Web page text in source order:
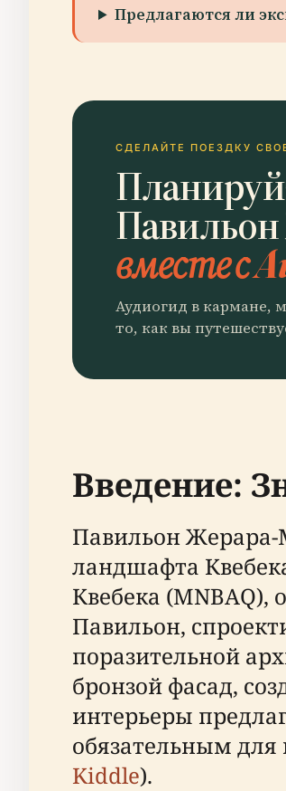
Предлагаются ли
СДЕЛАЙТЕ ПОЕЗДКУ
вместе с
Аудиогид в кармане,
то, как вы
Введение:
Павильон Жерара-
ландшафта
Квебека (MNBAQ),
Павильон,
поразительной
бронзой фасад,
интерьеры
обязательным для
Kiddle).